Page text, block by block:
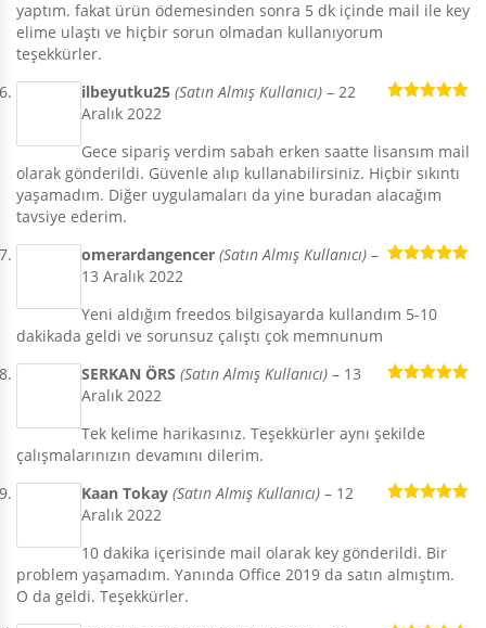
yaptım. fakat ürün ödemesinden sonra 5 dk içinde mail ile key
elime ulaştı ve hiçbir sorun olmadan kullanıyorum
teşekkürler.
ilbeyutku25 (Satın Almış Kullanıcı) – 22
Aralık 2022
Gece sipariş verdim sabah erken saatte lisansım mail
olarak gönderildi. Güvenle alıp kullanabilirsiniz. Hiçbir sıkıntı
yaşamadım. Diğer uygulamaları da yine buradan alacağım
tavsiye ederim.
omerardangencer (Satın Almış Kullanıcı) –
13 Aralık 2022
Yeni aldığım freedos bilgisayarda kullandım 5-10
dakikada geldi ve sorunsuz çalıştı çok memnunum
SERKAN ÖRS (Satın Almış Kullanıcı) – 13
Aralık 2022
Tek kelime harikasınız. Teşekkürler aynı şekilde
çalışmalarınızın devamını dilerim.
Kaan Tokay (Satın Almış Kullanıcı) – 12
Aralık 2022
10 dakika içerisinde mail olarak key gönderildi. Bir
problem yaşamadım. Yanında Office 2019 da satın almıştım.
O da geldi. Teşekkürler.